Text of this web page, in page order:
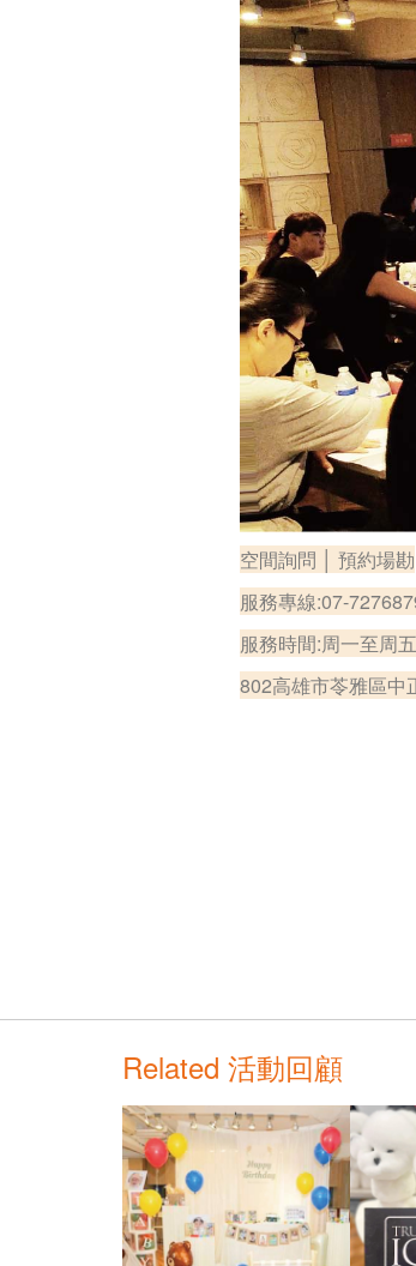
空間詢問 │ 預約場勘
服務專線:07-
服務時間:周一至周
802高雄市苓雅區中
Related 活動回顧